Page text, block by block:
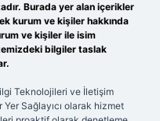
Burada yer alan içerikler
kurum ve kişiler hakkında
ve kişiler ile isim
bilgiler taslak
Teknolojileri ve İletişim
Yer Sağlayıcı olarak hizmet